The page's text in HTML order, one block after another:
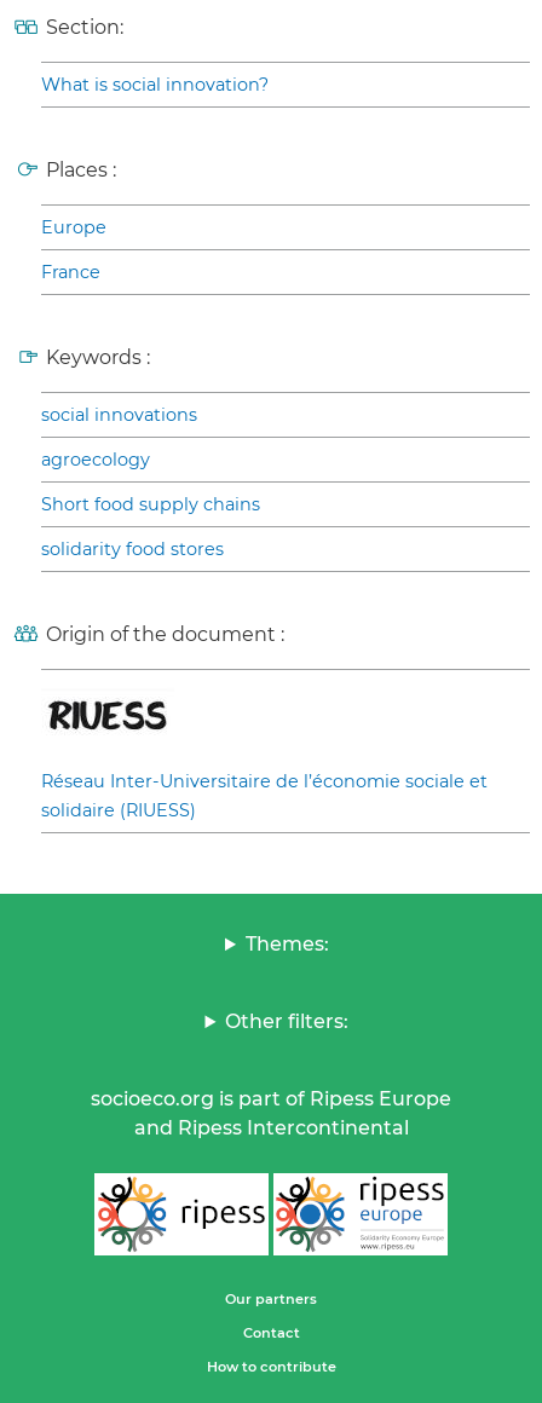
Section:
What is social innovation?
Places :
Europe
France
Keywords :
social innovations
agroecology
Short food supply chains
solidarity food stores
Origin of the document :
Réseau Inter-Universitaire de l’économie sociale et
solidaire (RIUESS)
Themes:
Other filters:
socioeco.org is part of Ripess Europe
and Ripess Intercontinental
Our partners
Contact
How to contribute